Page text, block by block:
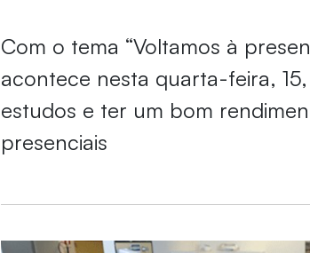
Com o tema “Voltamos à
acontece nesta quarta-feira,
estudos e ter um bom
presenciais